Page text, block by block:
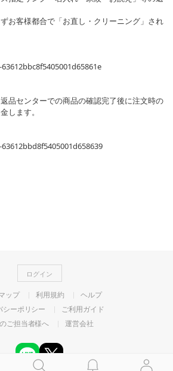
お客様都合で「お直し・クリーニング」され
品センターでの商品の確認完了後に注文時の
します。
ログイン
ップ 利用規約
ヘルプ
シーポリシー
ご利用ガイド
ご担当者様へ
運営会社